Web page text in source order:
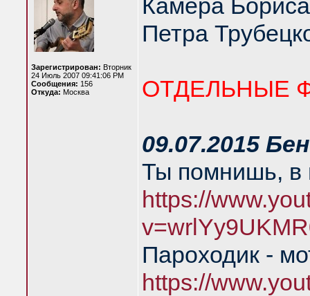
Зарегистрирован: Вторник
24 Июль 2007 09:41:06 PM
Сообщения: 156
Откуда: Москва
Камера
Петра
ОТДЕЛЬНЫЕ
09.07.2015
Ты помнишь, в
https://
Пароходик -
https://